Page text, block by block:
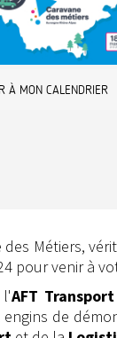
À MON CALENDRIER
des Métiers,
pour venir à
l'AFT
engins de